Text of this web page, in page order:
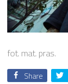
fot. mat. pras.
Share